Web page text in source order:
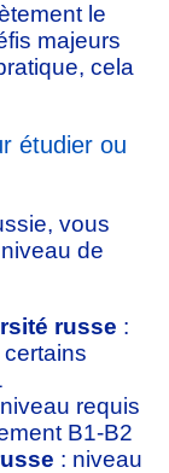
le
majeurs
cela
étudier ou
vous
de
russe :
requis
B1-B2
: niveau